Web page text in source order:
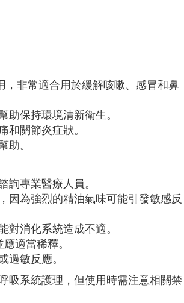
非常適合用於緩解咳嗽、感冒和鼻
助保持環境清新衛生。
和關節炎症狀。
助。
詢專業醫療人員。
因為強烈的精油氣味可能引發敏感反
對消化系統造成不適。
適當稀釋。
過敏反應。
吸系統護理，但使用時需注意相關禁